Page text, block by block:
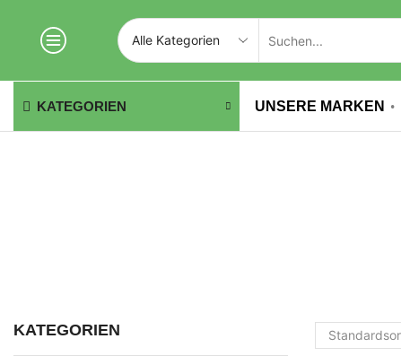
KATEGORIEN UNSERE MARKEN
KATEGORIEN